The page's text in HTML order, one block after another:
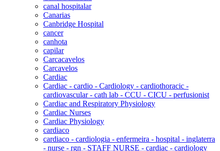
canal hospitalar
Canarias
Canbridge Hospital
cancer
canhota
capilar
Carcacavelos
Carcavelos
Cardiac
Cardiac - cardio - Cardiology - cardiothoracic -
cardiovascular - cath lab - CCU - CICU - perfusionist
Cardiac and Respiratory Physiology
Cardiac Nurses
Cardiac Physiology
cardiaco
cardiaco - cardiologia - enfermeira - hospital - inglaterra
- nurse - rgn - STAFF NURSE - cardiac - cardiology